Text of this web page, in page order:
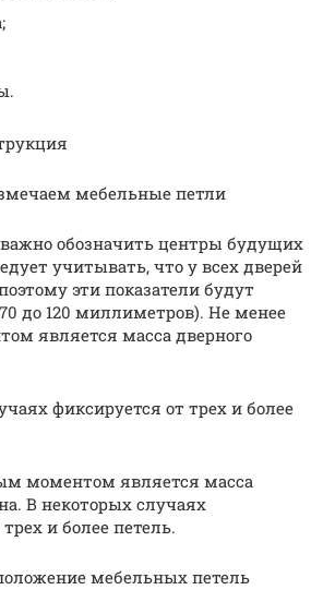
мебельные петли
обозначить центры будущих
учитывать, что у всех дверей
эти показатели будут
до 120 миллиметров). Не менее
является масса дверного
фиксируется от трех и более
моментом является масса
В некоторых случаях
и более петель.
мебельных петель